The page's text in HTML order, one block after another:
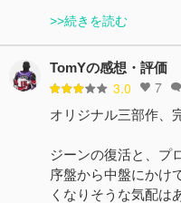
>>続きを読む
TomYの感想・評価
3.0 7
オリジナル三部作、
ジーンの復活と、プ
序盤から中盤にかけ
くなりそうな気配は